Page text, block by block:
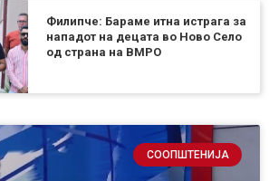
Филипче: Бараме итна истрага за
нападот на децата во Ново Село
од страна на ВМРО
СООПШТЕНИЈА